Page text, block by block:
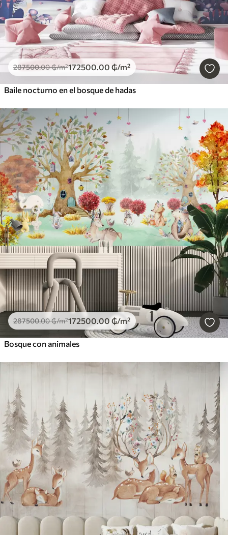
287500.00₲/m²172500.00 ₲/m²
Baile nocturno en el bosque de hadas
287500.00₲/m²172500.00₲/m²
Bosque con animales